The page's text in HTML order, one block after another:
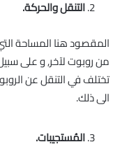
التنقل والحركة.
المقصود هنا المساحة
من روبوت ﻵخر, و على
تختلف في التنقل عن
الى ذلك.
المُستجيبات.